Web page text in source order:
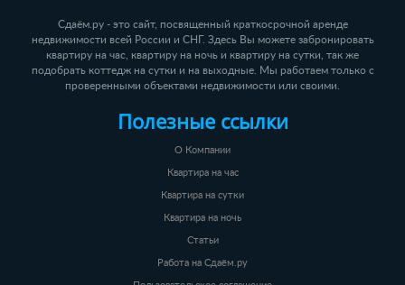
Сдаём.ру - это сайт, посвященный краткосрочной аренде
недвижимости всей России и СНГ. Здесь Вы можете забронировать
квартиру на час, квартиру на ночь и квартиру на сутки, так же
подобрать коттедж на сутки и на выходные. Мы работаем только с
проверенными объектами недвижимости или своими.
Полезные ссылки
О Компании
Квартира на час
Квартира на сутки
Квартира на ночь
Статьи
Работа на Сдаём.ру